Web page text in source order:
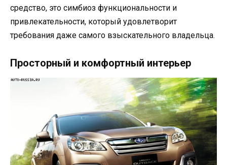
средство, это симбиоз функциональности и
привлекательности, который удовлетворит
требования даже самого взыскательного владельца.
Просторный и комфортный интерьер